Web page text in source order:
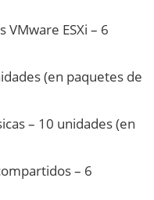
VMware ESXi – 6
(en paquetes de
– 10 unidades (en
– 6